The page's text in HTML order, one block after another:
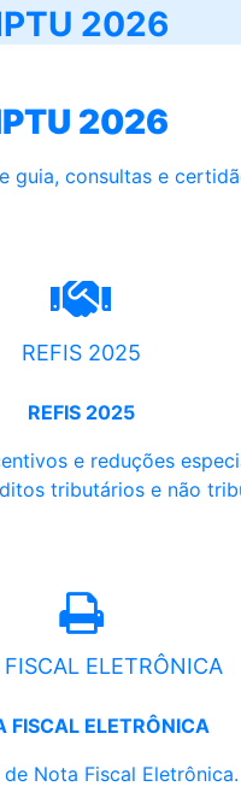
2026
2026
guia, consultas e
REFIS 2025
REFIS 2025
e reduções
tributários e não
FISCAL ELETRÔNICA
FISCAL ELETRÔNICA
de Nota Fiscal Eletrônica.